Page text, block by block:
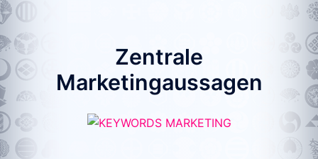
Zentrale
Marketingaussagen